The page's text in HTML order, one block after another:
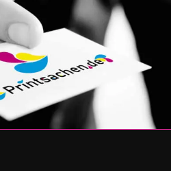
ANGEKOMMEN